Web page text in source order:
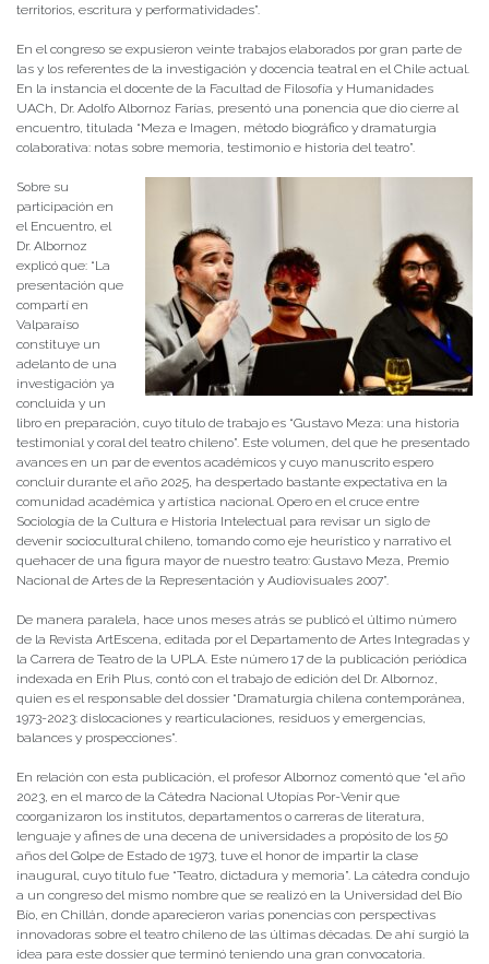
territorios, escritura y performatividades”.
En el congreso se expusieron veinte trabajos elaborados por gran parte de
las y los referentes de la investigación y docencia teatral en el Chile actual.
En la instancia el docente de la Facultad de Filosofía y Humanidades
UACh, Dr. Adolfo Albornoz Farías, presentó una ponencia que dio cierre al
encuentro, titulada “Meza e Imagen, método biográfico y dramaturgia
colaborativa: notas sobre memoria, testimonio e historia del teatro”.
Sobre su
participación en
el Encuentro, el
Dr. Albornoz
explicó que: “La
presentación que
compartí en
Valparaíso
constituye un
adelanto de una
investigación ya
concluida y un
libro en preparación, cuyo título de trabajo es “Gustavo Meza: una historia
testimonial y coral del teatro chileno”. Este volumen, del que he presentado
avances en un par de eventos académicos y cuyo manuscrito espero
concluir durante el año 2025, ha despertado bastante expectativa en la
comunidad académica y artística nacional. Opero en el cruce entre
Sociología de la Cultura e Historia Intelectual para revisar un siglo de
devenir sociocultural chileno, tomando como eje heurístico y narrativo el
quehacer de una figura mayor de nuestro teatro: Gustavo Meza, Premio
Nacional de Artes de la Representación y Audiovisuales 2007”.
De manera paralela, hace unos meses atrás se publicó el último número
de la Revista ArtEscena, editada por el Departamento de Artes Integradas y
la Carrera de Teatro de la UPLA. Este número 17 de la publicación periódica
indexada en Erih Plus, contó con el trabajo de edición del Dr. Albornoz,
quien es el responsable del dossier “Dramaturgia chilena contemporánea,
1973-2023: dislocaciones y rearticulaciones, residuos y emergencias,
balances y prospecciones”.
En relación con esta publicación, el profesor Albornoz comentó que “el año
2023, en el marco de la Cátedra Nacional Utopías Por-Venir que
coorganizaron los institutos, departamentos o carreras de literatura,
lenguaje y afines de una decena de universidades a propósito de los 50
años del Golpe de Estado de 1973, tuve el honor de impartir la clase
inaugural, cuyo título fue “Teatro, dictadura y memoria”. La cátedra condujo
a un congreso del mismo nombre que se realizó en la Universidad del Bío
Bío, en Chillán, donde aparecieron varias ponencias con perspectivas
innovadoras sobre el teatro chileno de las últimas décadas. De ahí surgió la
idea para este dossier que terminó teniendo una gran convocatoria.